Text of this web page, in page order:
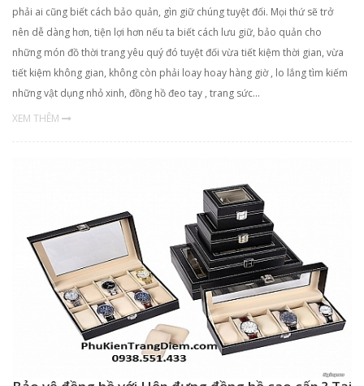
phải ai cũng biết cách bảo quản, gìn giữ chúng tuyệt đối. Mọi thứ sẽ trở
nên dễ dàng hơn, tiện lợi hơn nếu ta biết cách lưu giữ, bảo quản cho
những món đồ thời trang yêu quý đó tuyệt đối vừa tiết kiệm thời gian, vừa
tiết kiệm không gian, không còn phải loay hoay hàng giờ , lo lắng tìm kiếm
những vật dụng nhỏ xinh, đồng hồ đeo tay , trang sức…
XEM THÊM